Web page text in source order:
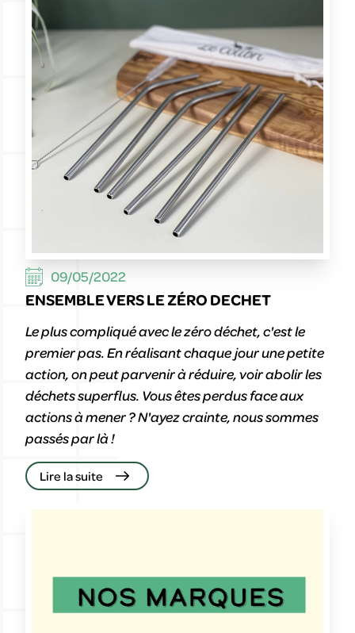
09/05/2022
ENSEMBLE VERS LE ZÉRO DECHET
Le plus compliqué avec le zéro déchet, c'est le
premier pas. En réalisant chaque jour une petite
action, on peut parvenir à réduire, voir abolir les
déchets superflus. Vous êtes perdus face aux
actions à mener ? N'ayez crainte, nous sommes
passés par là !
Lire la suite